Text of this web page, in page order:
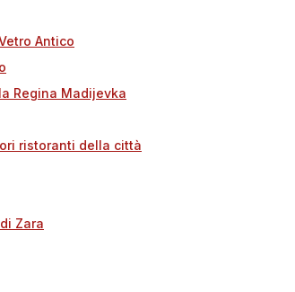
Antico
Regina Madijevka
ristoranti della città
Zara